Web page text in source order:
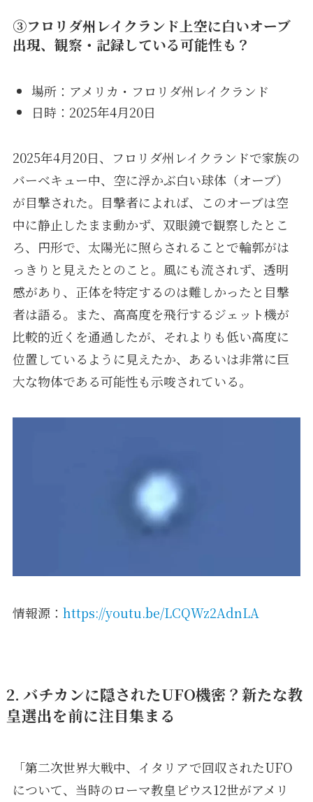
③フロリダ州レイクランド上空に白いオーブ
出現、観察・記録している可能性も？
場所：アメリカ・フロリダ州レイクランド
日時：2025年4月20日
2025年4月20日、フロリダ州レイクランドで家族の
バーベキュー中、空に浮かぶ白い球体（オーブ）
が目撃された。目撃者によれば、このオーブは空
中に静止したまま動かず、双眼鏡で観察したとこ
ろ、円形で、太陽光に照らされることで輪郭がは
っきりと見えたとのこと。風にも流されず、透明
感があり、正体を特定するのは難しかったと目撃
者は語る。また、高高度を飛行するジェット機が
比較的近くを通過したが、それよりも低い高度に
位置しているように見えたか、あるいは非常に巨
大な物体である可能性も示唆されている。
情報源： https://youtu.be/LCQWz2AdnLA
2. バチカンに隠されたUFO機密？新たな教
皇選出を前に注目集まる
「第二次世界大戦中、イタリアで回収されたUFO
について、当時のローマ教皇ピウス12世がアメリ